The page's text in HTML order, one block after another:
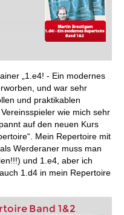
„1.e4! - Ein modernes
und war sehr
und praktikablen
wie mich sehr
auf den neuen Kurs
Mein Repertoire mit
Werderaner muss man
und 1.e4, aber ich
1.d4 in mein Repertoire
Band 1&2